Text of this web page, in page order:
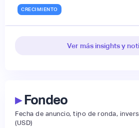
CRECIMIENTO
Ver más insights y
▸Fondeo
Fecha de anuncio, tipo de ronda,
(USD)